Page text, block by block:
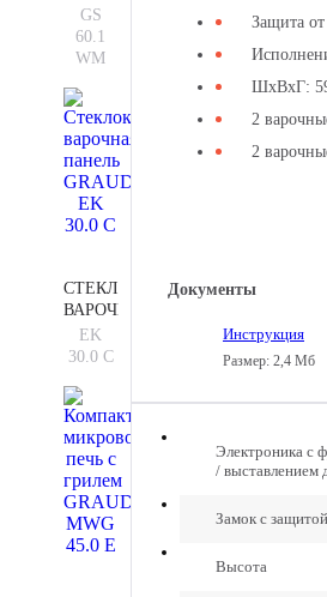
Защита от
ШхВхГ:
2
2
Документы
Инструкция
Размер: 2,4 Мб
Электроника с
/ выставлением
Замок с
Высота
ПАНЕЛЬ
GRAUDE
GS
WM
GS
60.1
WM
СТЕКЛОКЕРАМИЧЕСКАЯ
ВАРОЧНАЯ
ПАНЕЛЬ
GRAUDE
30.0 C
EK
30.0 C